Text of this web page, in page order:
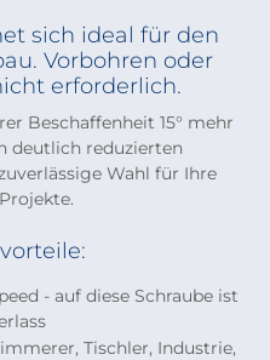
sich ideal für den
Vorbohren oder
erforderlich.
Beschaffenheit 15° mehr
deutlich reduzierten
Wahl für Ihre
- auf diese Schraube ist
Tischler, Industrie,